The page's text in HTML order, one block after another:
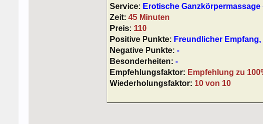
Service: Erotische Ganzkörpermassage
Zeit: 45 Minuten
Preis: 110
Positive Punkte: Freundlicher
Negative Punkte: -
Besonderheiten: -
Empfehlungsfaktor: Empfehlung zu
Wiederholungsfaktor: 10 von 10